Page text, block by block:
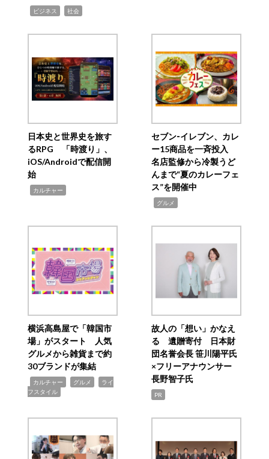
ビジネス 社会
日本史と世界史を旅す
るRPG 「時渡り」、
iOS/Androidで配信開
始
カルチャー
セブン‐イレブン、カレ
ー15商品を一斉投入
名店監修から冷製うど
んまで“夏のカレーフェ
ス”を開催中
グルメ
横浜高島屋で「韓国市
場」がスタート 人気
グルメから雑貨まで約
30ブランドが集結
カルチャー グルメ
ライ
フスタイル
故人の「想い」かなえ
る 遺贈寄付 日本財
団名誉会長 笹川陽平氏
×フリーアナウンサー
長野智子氏
PR